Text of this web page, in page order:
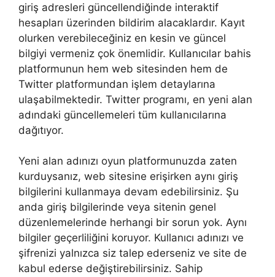
giriş adresleri güncellendiğinde interaktif
hesapları üzerinden bildirim alacaklardır. Kayıt
olurken verebileceğiniz en kesin ve güncel
bilgiyi vermeniz çok önemlidir. Kullanıcılar bahis
platformunun hem web sitesinden hem de
Twitter platformundan işlem detaylarına
ulaşabilmektedir. Twitter programı, en yeni alan
adındaki güncellemeleri tüm kullanıcılarına
dağıtıyor.
Yeni alan adınızı oyun platformunuzda zaten
kurduysanız, web sitesine erişirken aynı giriş
bilgilerini kullanmaya devam edebilirsiniz. Şu
anda giriş bilgilerinde veya sitenin genel
düzenlemelerinde herhangi bir sorun yok. Aynı
bilgiler geçerliliğini koruyor. Kullanıcı adınızı ve
şifrenizi yalnızca siz talep ederseniz ve site de
kabul ederse değiştirebilirsiniz. Sahip